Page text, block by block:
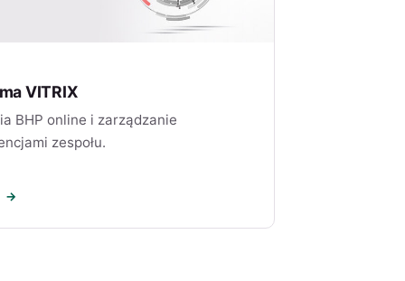
VITRIX
BHP online i zarządzanie
zespołu.
→